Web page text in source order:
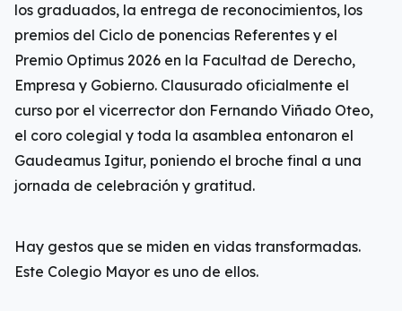
los graduados, la entrega de reconocimientos, los
premios del Ciclo de ponencias Referentes y el
Premio Optimus 2026 en la Facultad de Derecho,
Empresa y Gobierno. Clausurado oficialmente el
curso por el vicerrector don Fernando Viñado Oteo,
el coro colegial y toda la asamblea entonaron el
Gaudeamus Igitur, poniendo el broche final a una
jornada de celebración y gratitud.
Hay gestos que se miden en vidas transformadas.
Este Colegio Mayor es uno de ellos.